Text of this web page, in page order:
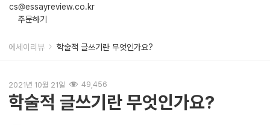
cs@essayreview.co.kr
주문하기
에세이리뷰 학술적 글쓰기란 무엇인가요?
2021년 10월 21일 49,456
학술적 글쓰기란 무엇인가요?